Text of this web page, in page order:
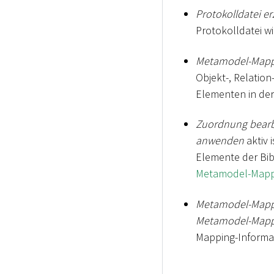
Protokolldatei
Protokolldatei
Metamodel-
Objekt-,
Elementen in
Zuordnung
anwenden aktiv
Elemente der
Metamodel-
Metamodel-
Metamodel-
Mapping-